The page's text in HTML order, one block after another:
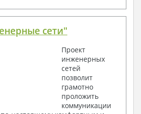
(приобретается по желанию
плату):
с общими данными
система водоснабжения и
схема водоснабжения и
материалов
сети"
Проект
инженерных
сетей
позволит
грамотно
проложить
коммуникации